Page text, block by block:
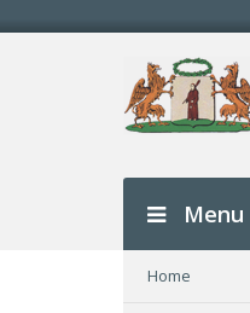
Menu
Home